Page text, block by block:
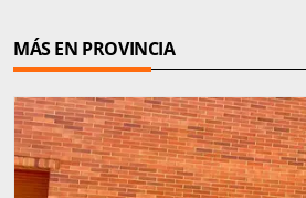
MÁS EN PROVINCIA